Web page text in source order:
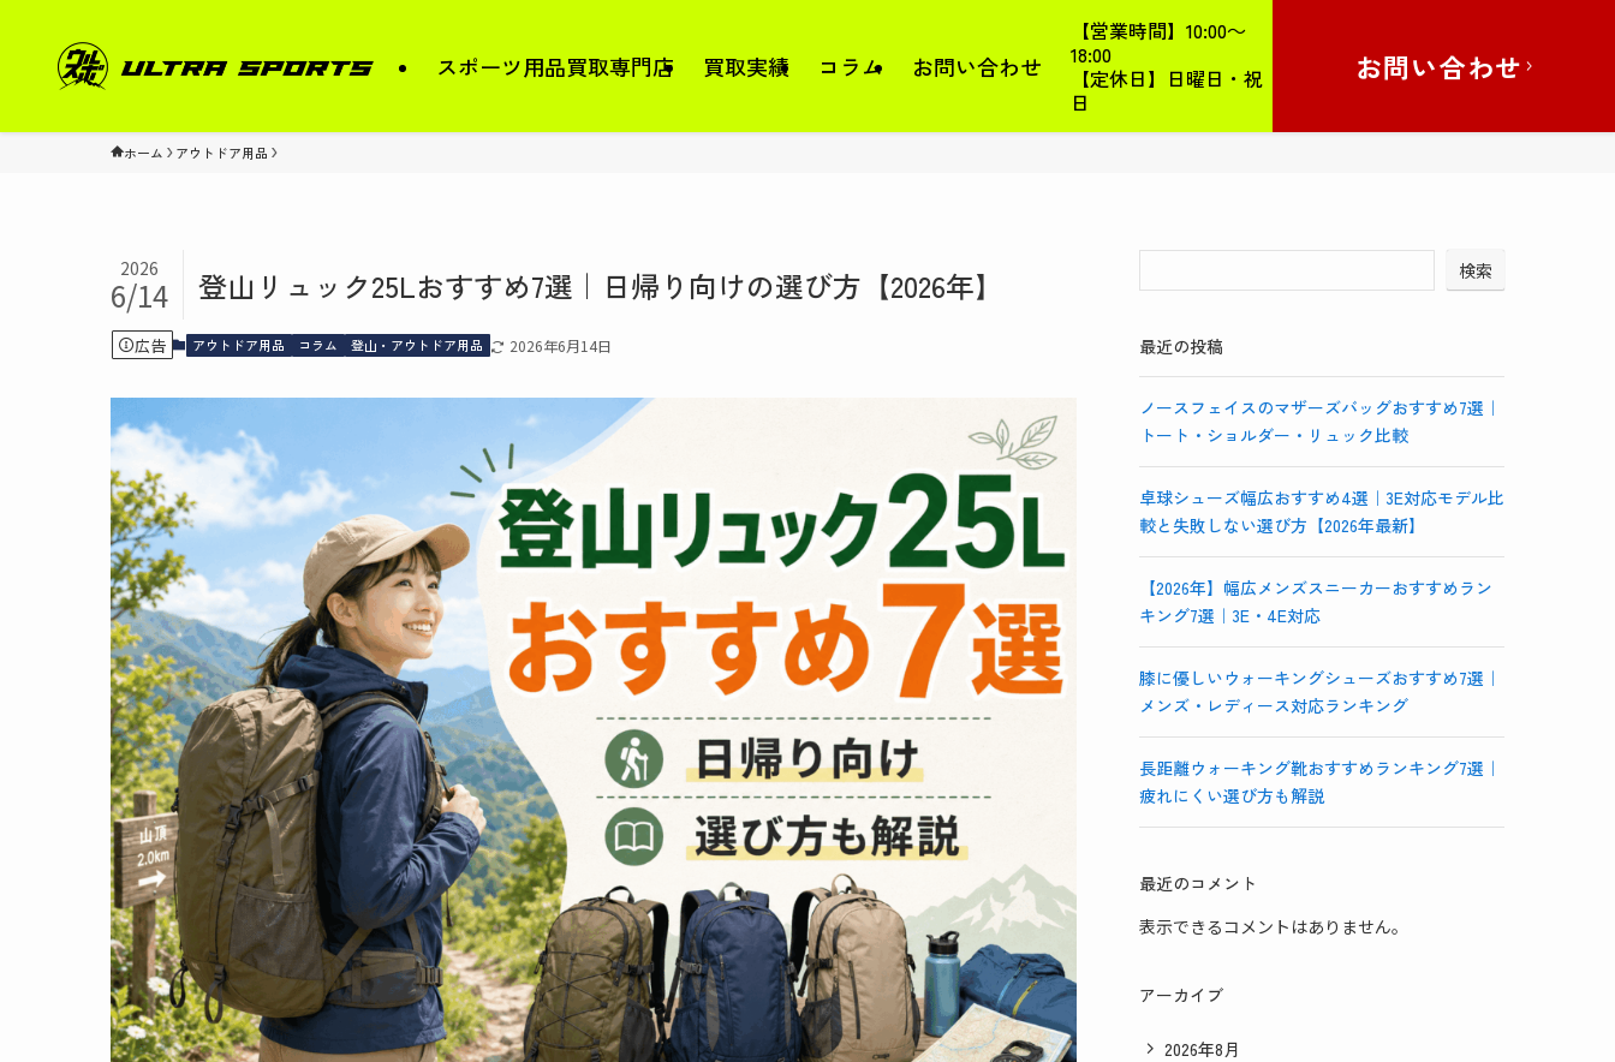
スポーツ用品買取専門店 買取実績 コラム お問い合わせ
【営業時間】10:00～
18:00
【定休日】日曜日・祝
日
お問い合わせ
ホーム アウトドア用品
登山リュック25Lおすすめ7選｜日帰り向けの選び方【2026年】
2026
6/14
広告 アウトドア用品 コラム 登山・アウトドア用品 2026年6月14日
検索
最近の投稿
ノースフェイスのマザーズバッグおすすめ7選｜
トート・ショルダー・リュック比較
卓球シューズ幅広おすすめ4選｜3E対応モデル比
較と失敗しない選び方【2026年最新】
【2026年】幅広メンズスニーカーおすすめラン
キング7選｜3E・4E対応
膝に優しいウォーキングシューズおすすめ7選｜
メンズ・レディース対応ランキング
長距離ウォーキング靴おすすめランキング7選｜
疲れにくい選び方も解説
最近のコメント
表示できるコメントはありません。
アーカイブ
2026年8月